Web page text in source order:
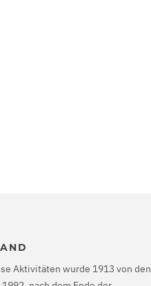
Aktivitäten wurde 1913 von den